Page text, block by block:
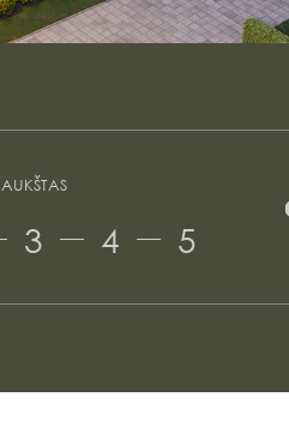
AUKŠTAS
3 4 5